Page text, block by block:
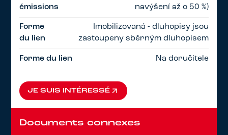
émissions
navýšení až o 50 %)
Forme
du lien
Imobilizovaná - dluhopisy jsou
zastoupeny sběrným dluhopisem
Forme du lien Na doručitele
JE SUIS INTÉRESSÉ
JE SUIS INTÉRESSÉ
Documents connexes